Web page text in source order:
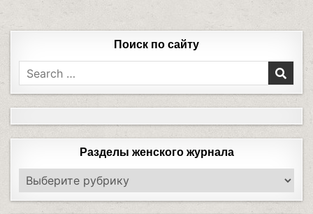
Поиск по сайту
Разделы женского журнала